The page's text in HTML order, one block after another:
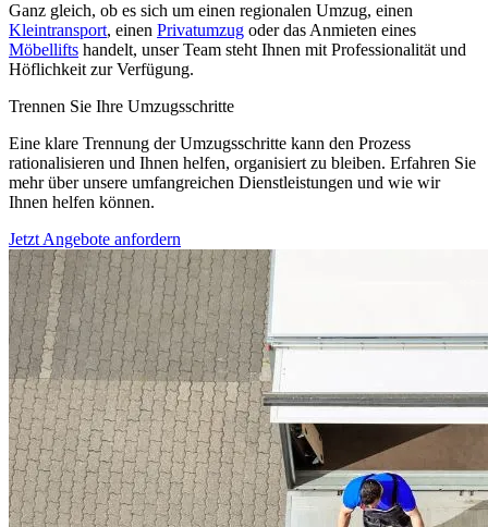
Ganz gleich, ob es sich um einen regionalen Umzug, einen
Kleintransport, einen Privatumzug oder das Anmieten eines
Möbellifts handelt, unser Team steht Ihnen mit Professionalität und
Höflichkeit zur Verfügung.
Trennen Sie Ihre Umzugsschritte
Eine klare Trennung der Umzugsschritte kann den Prozess
rationalisieren und Ihnen helfen, organisiert zu bleiben. Erfahren Sie
mehr über unsere umfangreichen Dienstleistungen und wie wir
Ihnen helfen können.
Jetzt Angebote anfordern